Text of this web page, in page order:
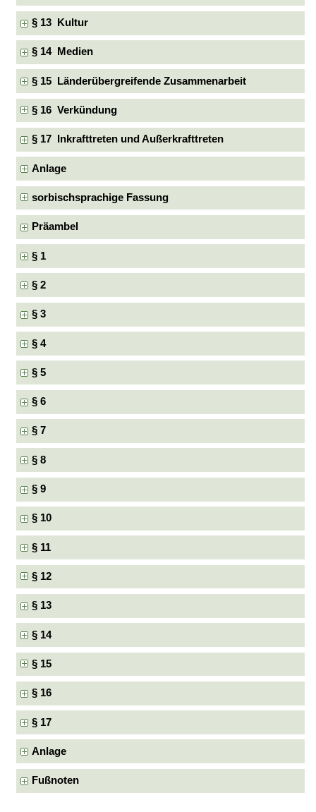
§ 13 Kultur
§ 14 Medien
§ 15 Länderübergreifende Zusammenarbeit
§ 16 Verkündung
§ 17 Inkrafttreten und Außerkrafttreten
Anlage
sorbischsprachige Fassung
Präambel
§ 1
§ 2
§ 3
§ 4
§ 5
§ 6
§ 7
§ 8
§ 9
§ 10
§ 11
§ 12
§ 13
§ 14
§ 15
§ 16
§ 17
Anlage
Fußnoten